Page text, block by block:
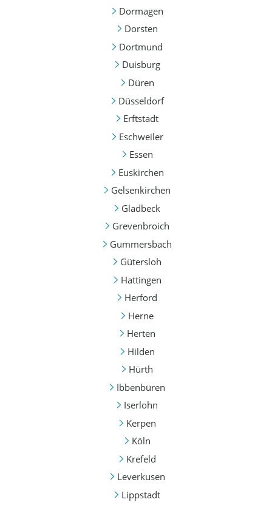
Dormagen
Dorsten
Dortmund
Duisburg
Düren
Düsseldorf
Erftstadt
Eschweiler
Essen
Euskirchen
Gelsenkirchen
Gladbeck
Grevenbroich
Gummersbach
Gütersloh
Hattingen
Herford
Herne
Herten
Hilden
Hürth
Ibbenbüren
Iserlohn
Kerpen
Köln
Krefeld
Leverkusen
Lippstadt